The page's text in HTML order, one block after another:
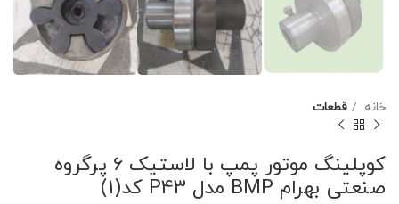
خانه قطعات
کوپلینگ موتور پمپ با لاستیک 6 پرگروه
صنعتی بهرام BMP مدل P43 کد(1)